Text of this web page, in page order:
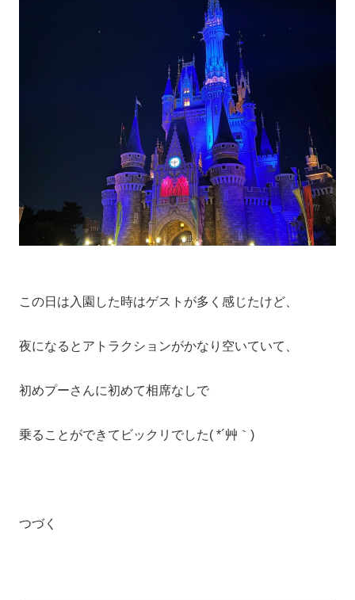
この日は入園した時はゲストが多く感じたけど、
夜になるとアトラクションがかなり空いていて、
初めプーさんに初めて相席なしで
乗ることができてビックリでした( *´艸｀)
つづく